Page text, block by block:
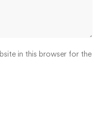
in this browser for the